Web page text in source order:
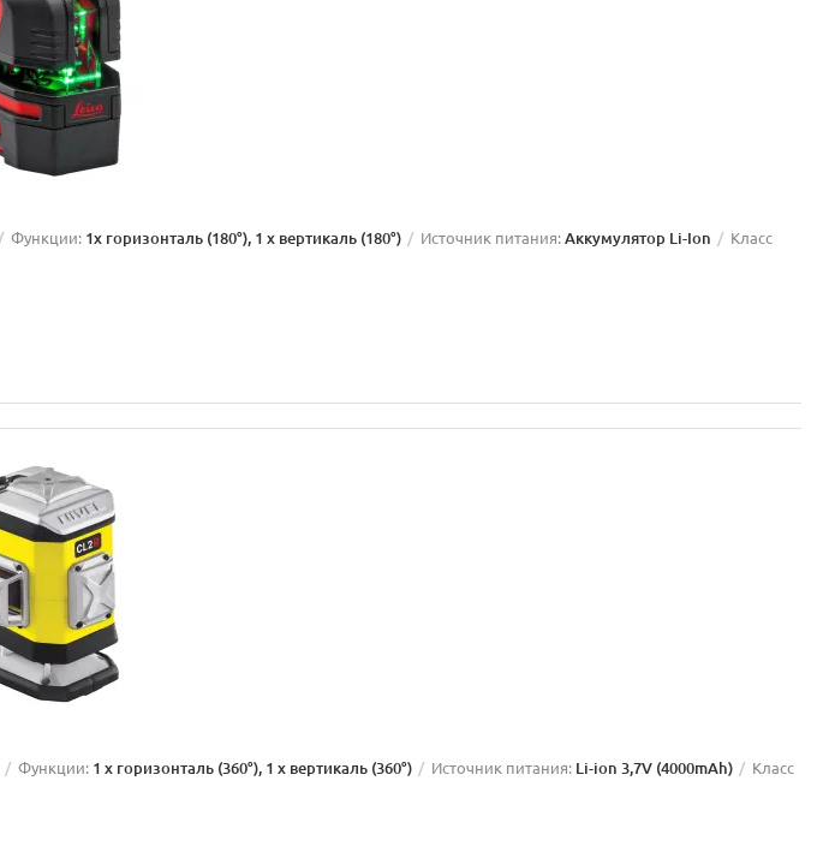
Функции: 1x горизонталь (180°), 1 x вертикаль (180°) Источник питания: Аккумулятор Li-Ion
Класс
Функции: 1 x горизонталь (360°), 1 x вертикаль (360°) Источник питания: Li-ion 3,7V (4000mAh)
Класс